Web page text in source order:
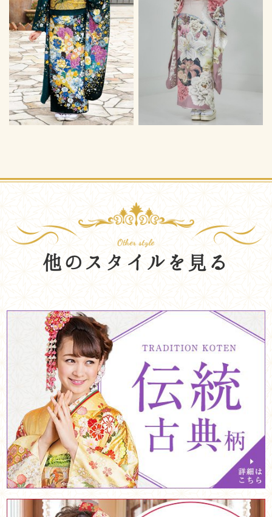
他のスタイルを見る